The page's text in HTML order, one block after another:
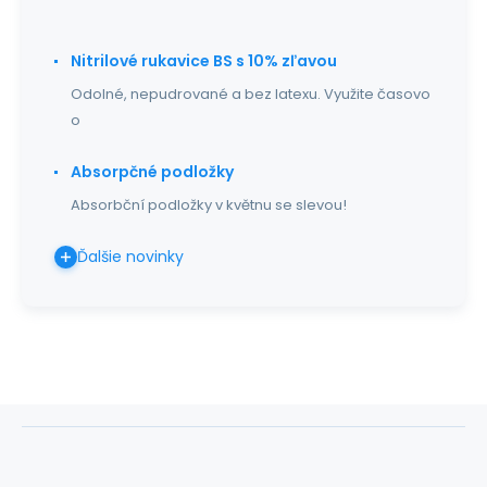
Nitrilové rukavice BS s 10% zľavou
Odolné, nepudrované a bez latexu. Využite časovo
o
Absorpčné podložky
Absorbční podložky v květnu se slevou!
Ďalšie novinky